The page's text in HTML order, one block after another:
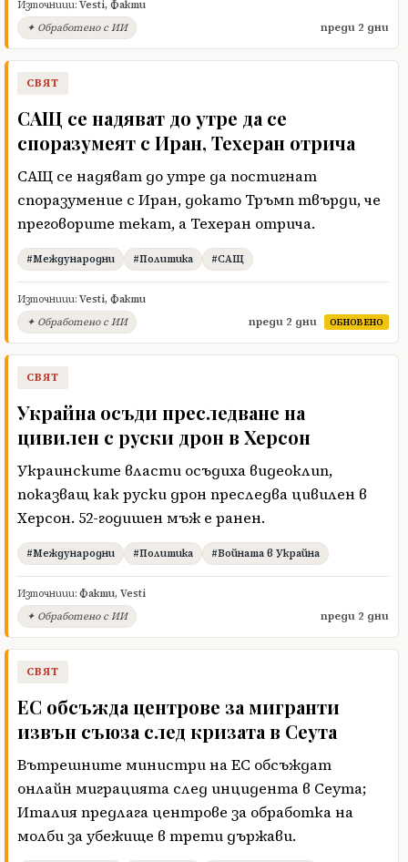
Източници: Vesti, Факти
✦ Обработено с ИИ
преди 2 дни
СВЯТ
САЩ се надяват до утре да се
споразумеят с Иран, Техеран отрича
САЩ се надяват до утре да постигнат
споразумение с Иран, докато Тръмп твърди, че
преговорите текат, а Техеран отрича.
#Международни #Политика #САЩ
Източници: Vesti, Факти
✦ Обработено с ИИ
преди 2 дни ОБНОВЕНО
СВЯТ
Украйна осъди преследване на
цивилен с руски дрон в Херсон
Украинските власти осъдиха видеоклип,
показващ как руски дрон преследва цивилен в
Херсон. 52-годишен мъж е ранен.
#Международни #Политика #Войната в Украйна
Източници: Факти, Vesti
✦ Обработено с ИИ
преди 2 дни
СВЯТ
ЕС обсъжда центрове за мигранти
извън съюза след кризата в Сеута
Вътрешните министри на ЕС обсъждат
онлайн миграцията след инцидента в Сеута;
Италия предлага центрове за обработка на
молби за убежище в трети държави.